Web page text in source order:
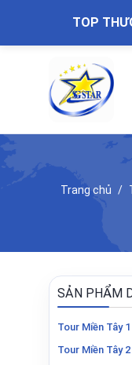
TOP
Trang chủ
SẢN PHẨM
Tour Miền Tây
Tour Miền Tây